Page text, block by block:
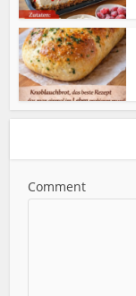
Comment